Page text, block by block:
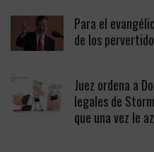
Para el
de los
Juez ordena a
legales de
que una vez le